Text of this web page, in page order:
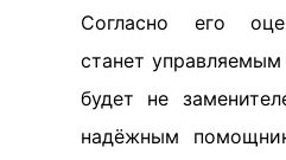
Согласно его
станет
будет не
надёжным